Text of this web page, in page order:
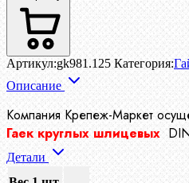
Артикул:gk981.125 Категория:
Описание
Компания Крепеж-Маркет
Гаек круглых шлицевых
Детали